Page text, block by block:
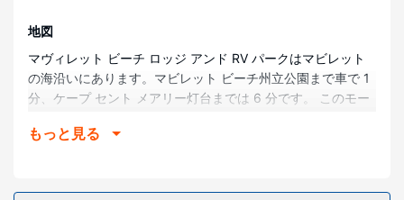
地図
マヴィレット ビーチ ロッジ アンド RV パークはマビレット
の海沿いにあります。マビレット ビーチ州立公園まで車で 1
分、ケープ セント メアリー灯台までは 6 分です。 このモー
ターミナルまで 34 km の場所に位置しています。
全部で 15 室ある客室には、冷蔵庫があります。WiFi (無料)
もっと見る